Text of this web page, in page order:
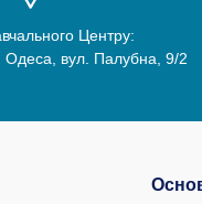
Центру:
Одеса, вул. Палубна, 9/2